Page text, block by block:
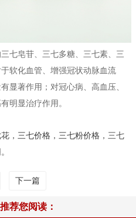
七皂苷、三七多糖、三七素、三
软化血管、增强冠状动脉血流
显著作用；对冠心病、高血压、
明显治疗作用。
， 三七价格 ， 三七粉价格 ，三七
下一篇
荐您阅读：